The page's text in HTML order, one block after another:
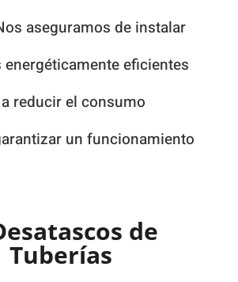
aseguramos de instalar
eficientes
reducir el consumo
un funcionamiento
de
Tuberías